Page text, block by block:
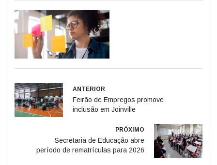
ANTERIOR
Feirão de Empregos promove
inclusão em Joinville
PRÓXIMO
Secretaria de Educação abre
período de rematrículas para 2026